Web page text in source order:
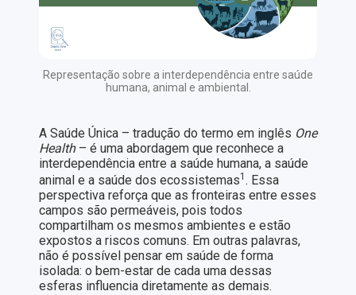
Representação sobre a interdependência entre saúde
humana, animal e ambiental.
A Saúde Única – tradução do termo em inglês One
Health– é uma abordagem que reconhece a
interdependência entre a saúde humana, a saúde
animal e a saúde dos ecossistemas1 . Essa
perspectiva reforça que as fronteiras entre esses
campos são permeáveis, pois todos
compartilham os mesmos ambientes e estão
expostos a riscos comuns. Em outras palavras,
não é possível pensar em saúde de forma
isolada: o bem-estar de cada uma dessas
esferas influencia diretamente as demais.